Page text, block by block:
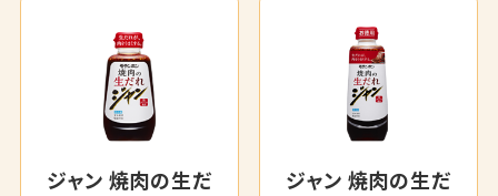
ジャン 焼肉の生だ
ジャン 焼肉の生だ